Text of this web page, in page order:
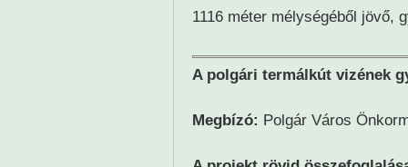
1116 méter mélységéből jövő,
A polgári termálkút vizének
Megbízó: Polgár Város